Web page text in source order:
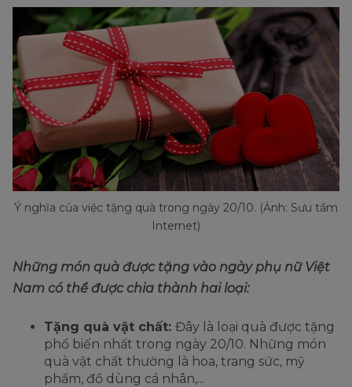
Ý nghĩa của việc tặng quà trong ngày 20/10. (Ảnh: Sưu tầm
Internet)
Những món quà được tặng vào ngày phụ nữ Việt
Nam có thể được chia thành hai loại:
Tặng quà vật chất: Đây là loại quà được tặng
phổ biến nhất trong ngày 20/10. Những món
quà vật chất thường là hoa, trang sức, mỹ
phẩm, đồ dùng cá nhân,...